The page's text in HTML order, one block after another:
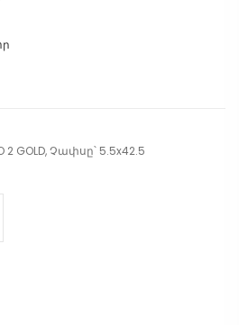
2 GOLD, Չափսը՝ 5.5x42.5